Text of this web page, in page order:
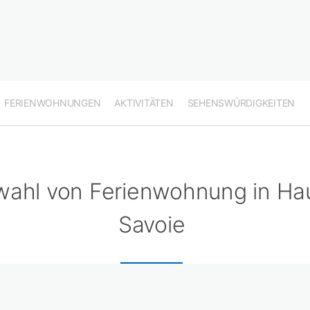
FERIENWOHNUNGEN AKTIVITÄTEN SEHENSWÜRDIGKEITEN
von Ferienwohnung in
Savoie